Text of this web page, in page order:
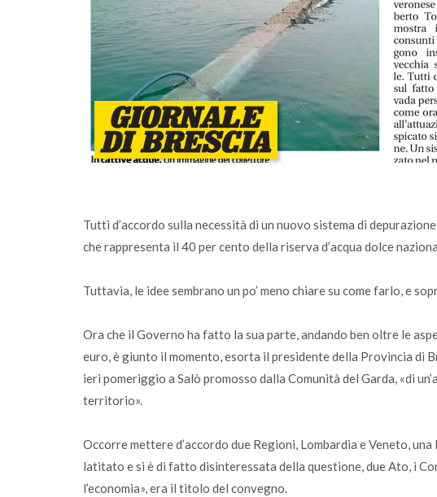
Tutti d’accordo sulla necessità di un nuovo sistema di
che rappresenta il 40 per cento della riserva d’acqua dolce
Tuttavia, le idee sembrano un po’ meno chiare su come farlo, e
Ora che il Governo ha fatto la sua parte, andando ben oltre le
euro, è giunto il momento, esorta il presidente della Provincia di
ieri pomeriggio a Salò promosso dalla Comunità del Garda, «di
territorio».
Occorre mettere d’accordo due Regioni, Lombardia e Veneto,
latitato e si è di fatto disinteressata della questione, due Ato, i
l’economia», era il titolo del convegno.